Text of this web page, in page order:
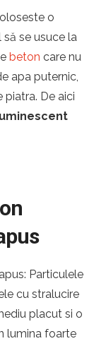
o
se usuce la
beton care nu
apa puternic,
piatra. De aici
Particulele
cu stralucire
placut si o
lumina foarte